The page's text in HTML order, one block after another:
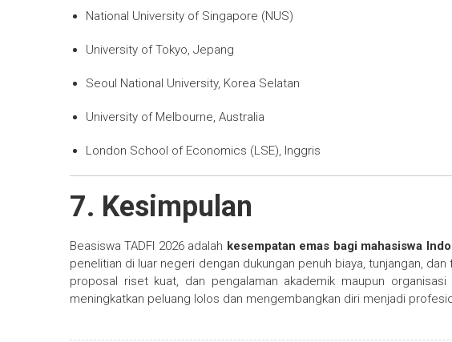
National University of Singapore (NUS)
University of Tokyo, Jepang
Seoul National University, Korea Selatan
University of Melbourne, Australia
London School of Economics (LSE), Inggris
7. Kesimpulan
Beasiswa TADFI 2026 adalah kesempatan emas bagi mahasiswa
penelitian di luar negeri dengan dukungan penuh biaya, tunjangan,
proposal riset kuat, dan pengalaman akademik maupun
meningkatkan peluang lolos dan mengembangkan diri menjadi